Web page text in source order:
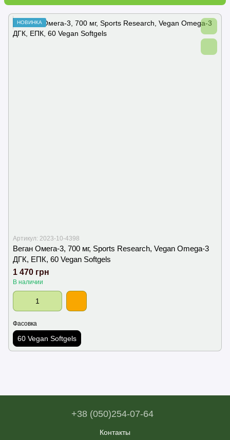
НОВИНКА
Артикул: 2023-10-4398
Веган Омега-3, 700 мг, Sports Research, Vegan Omega-3
ДГК, ЕПК, 60 Vegan Softgels
1 470 грн
В наличии
Фасовка
60 Vegan Softgels
+38 (050)254-07-64
Контакты